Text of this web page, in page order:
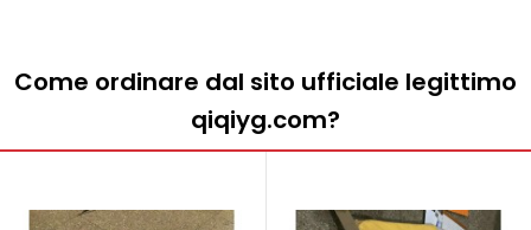
Come ordinare dal sito ufficiale legittimo
qiqiyg.com?